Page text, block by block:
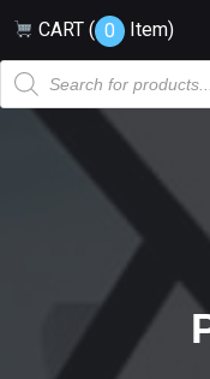
CART ( 0 Item)
Products
search